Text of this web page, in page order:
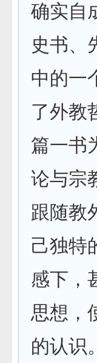
确实自
史书、
中的一
了外教
篇一书
论与宗
跟随教
己独特
感下，
思想，
的认识。